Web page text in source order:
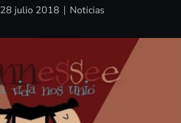
28 julio 2018 Noticias